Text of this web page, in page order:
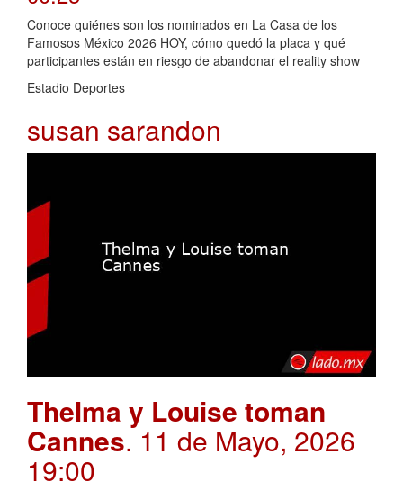
Conoce quiénes son los nominados en La Casa de los
Famosos México 2026 HOY, cómo quedó la placa y qué
participantes están en riesgo de abandonar el reality show
Estadio Deportes
susan sarandon
Thelma y Louise toman
Cannes. 11 de Mayo, 2026
19:00